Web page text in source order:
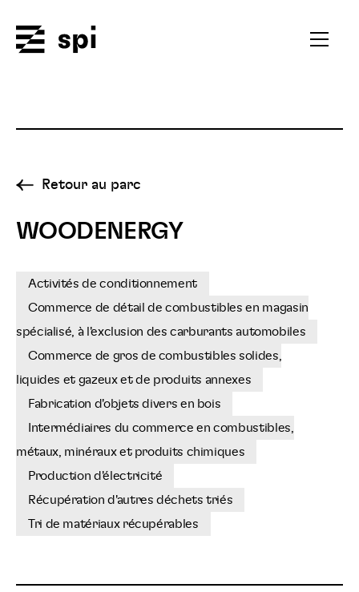
Ouvrir
Retour au parc
WOODENERGY
Activités de conditionnement
Commerce de détail de combustibles en magasin
spécialisé, à l'exclusion des carburants automobiles
Commerce de gros de combustibles solides,
liquides et gazeux et de produits annexes
Fabrication d'objets divers en bois
Intermédiaires du commerce en combustibles,
métaux, minéraux et produits chimiques
Production d'électricité
Récupération d'autres déchets triés
Tri de matériaux récupérables